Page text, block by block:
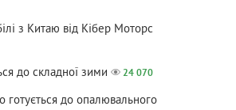
з Китаю від Кібер Моторс
до складної зими 24 070
готується до опалювального